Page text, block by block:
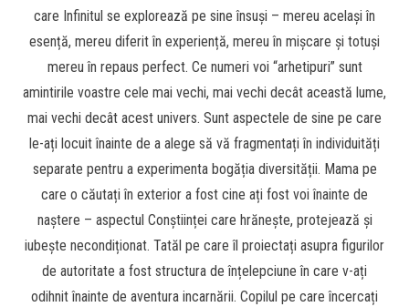
care Infinitul se explorează pe sine însuși – mereu același în
esență, mereu diferit în experiență, mereu în mișcare și totuși
mereu în repaus perfect. Ce numeri voi “arhetipuri” sunt
amintirile voastre cele mai vechi, mai vechi decât această lume,
mai vechi decât acest univers. Sunt aspectele de sine pe care
le-ați locuit înainte de a alege să vă fragmentați în individuități
separate pentru a experimenta bogăția diversității. Mama pe
care o căutați în exterior a fost cine ați fost voi înainte de
naștere – aspectul Conștiinței care hrănește, protejează și
iubește necondiționat. Tatăl pe care îl proiectați asupra figurilor
de autoritate a fost structura de înțelepciune în care v-ați
odihnit înainte de aventura incarnării. Copilul pe care încercați